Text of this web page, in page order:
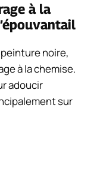
à la
noire,
à la chemise.
adoucir
sur